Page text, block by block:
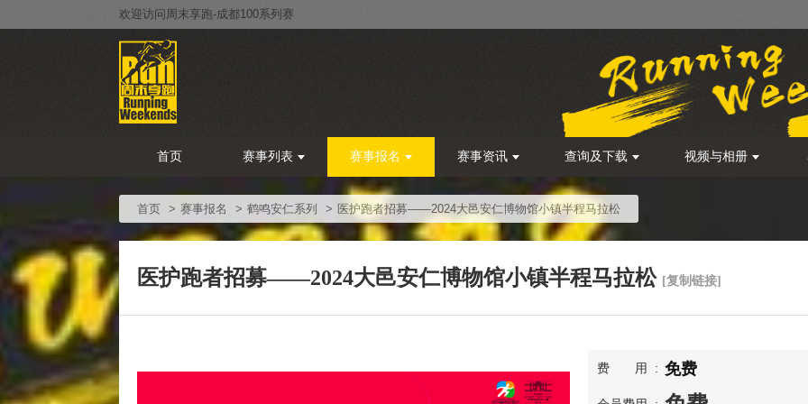
欢迎访问周末享跑-成都100系列赛
首页 赛事列表 赛事报名 赛事资讯 查询及下载 视频与相册
首页 赛事报名 鹤鸣安仁系列 医护跑者招募——2024大邑安仁博物馆小镇半程马拉松
医护跑者招募——2024大邑安仁博物馆小镇半程马拉松 [复制链接]
费用 免费